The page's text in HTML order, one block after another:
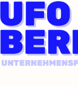
Zum
springen